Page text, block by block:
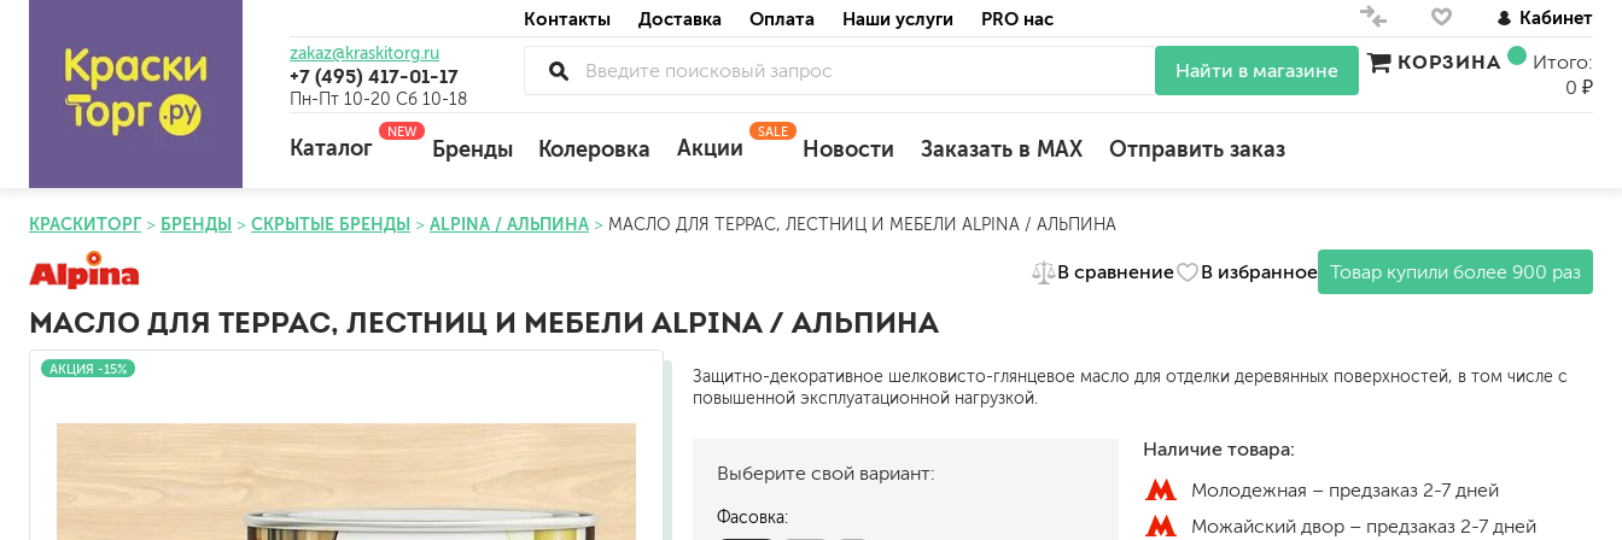
Контакты Доставка Оплата Наши услуги PRO нас Кабинет
zakaz@kraskitorg.ru
+7 (495) 417-01-17
Пн-Пт 10-20 Сб 10-18
Найти в магазине КОРЗИНА
Итого:
0 ₽
Каталог
NEW
универсальные
по бетону
для потолков
колера, красители
бетоноконтакт и для сложных поверхностей
акриловые
силиконовые универсальные, нейтральные
краски для декора, патина
Бренды Колеровка Акции
SALE
Новости Заказать в MAX Отправить заказ
КРАСКИТОРГ БРЕНДЫ СКРЫТЫЕ БРЕНДЫ ALPINA / АЛЬПИНА МАСЛО ДЛЯ ТЕРРАС, ЛЕСТНИЦ И МЕБЕЛИ ALPINA / АЛЬПИНА
В сравнение В избранное Товар купили более 900 раз
МАСЛО ДЛЯ ТЕРРАС, ЛЕСТНИЦ И МЕБЕЛИ ALPINA / АЛЬПИНА
АКЦИЯ -15%
Защитно-декоративное шелковисто-глянцевое масло для отделки деревянных поверхностей, в том числе с
повышенной эксплуатационной нагрузкой.
Выберите свой вариант:
Фасовка:
Наличие товара:
Молодежная – предзаказ 2-7 дней
Можайский двор – предзаказ 2-7 дней